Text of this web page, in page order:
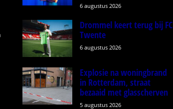
6 augustus 2026
Drommel keert terug bij FC
Twente
6 augustus 2026
Explosie na woningbrand
in Rotterdam, straat
bezaaid met glasscherven
5 augustus 2026